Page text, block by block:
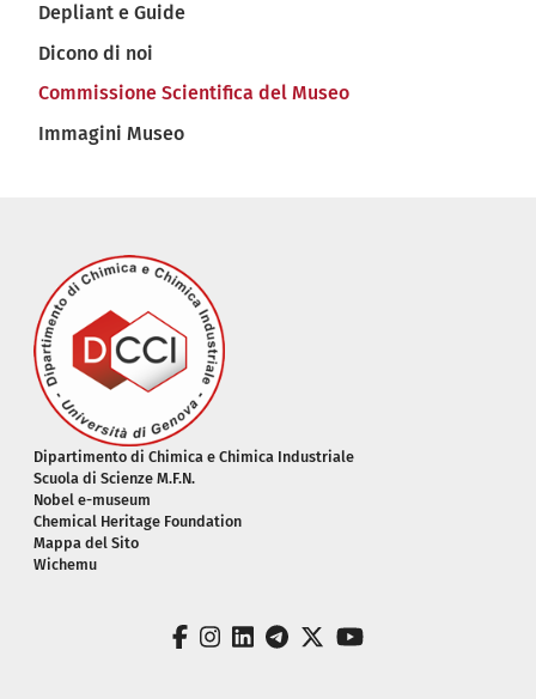
Depliant e Guide
Dicono di noi
Commissione Scientifica del Museo
Immagini Museo
Piè di pagina
Dipartimento di Chimica e Chimica Industriale
Scuola di Scienze M.F.N.
Nobel e-museum
Chemical Heritage Foundation
Mappa del Sito
Wichemu
facebook
instagram
linkedin
telegram
twitteryoutube